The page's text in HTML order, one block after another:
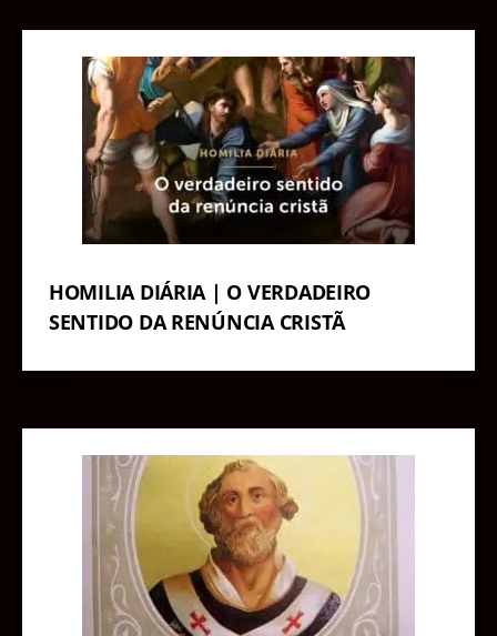
HOMILIA DIÁRIA | O VERDADEIRO
SENTIDO DA RENÚNCIA CRISTÃ